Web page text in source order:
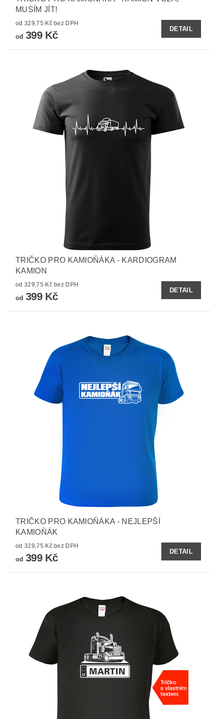
MUSÍM JÍT!
od 329,75 Kč bez DPH
od 399 Kč
DETAIL
TRIČKO PRO KAMIOŇÁKA - KARDIOGRAM
KAMION
od 329,75 Kč bez DPH
od 399 Kč
DETAIL
TRIČKO PRO KAMIOŇÁKA - NEJLEPŠÍ
KAMIOŇÁK
od 329,75 Kč bez DPH
od 399 Kč
DETAIL